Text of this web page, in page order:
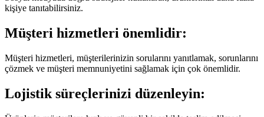
kişiye tanıtabilirsiniz.
Müşteri hizmetleri önemlidir:
Müşteri hizmetleri, müşterilerinizin sorularını yanıtlamak, sorunlarını
çözmek ve müşteri memnuniyetini sağlamak için çok önemlidir.
Lojistik süreçlerinizi düzenleyin: